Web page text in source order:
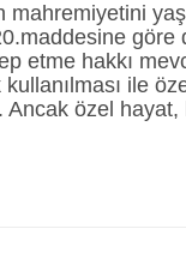
etme hakkı
ile
Ancak özel